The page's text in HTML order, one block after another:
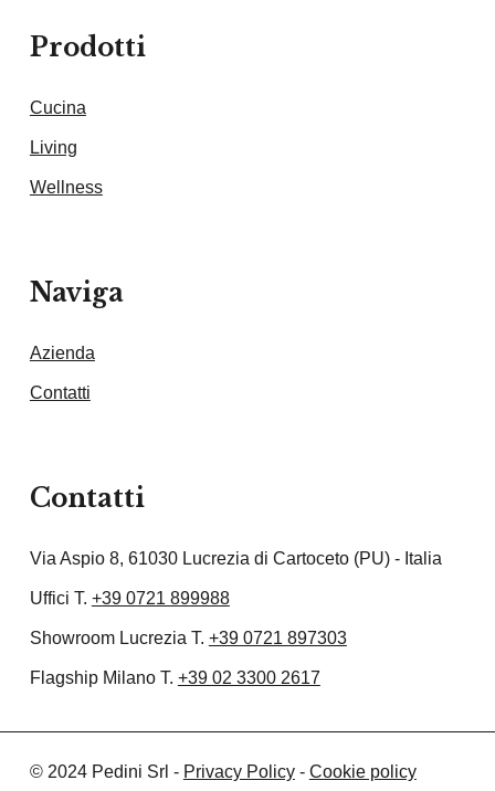
Prodotti
Cucina
Living
Wellness
Naviga
Azienda
Contatti
Contatti
Via Aspio 8, 61030 Lucrezia di Cartoceto (PU) - Italia
Uffici T. +39 0721 899988
Showroom Lucrezia T. +39 0721 897303
Flagship Milano T. +39 02 3300 2617
© 2024 Pedini Srl - Privacy Policy- Cookie policy